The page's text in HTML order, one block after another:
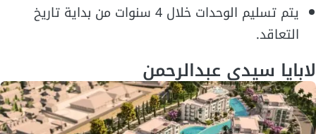
يتم تسليم الوحدات خلال 4 سنوات من بداية تاريخ
التعاقد.
لابايا سيدي عبدالرحمن